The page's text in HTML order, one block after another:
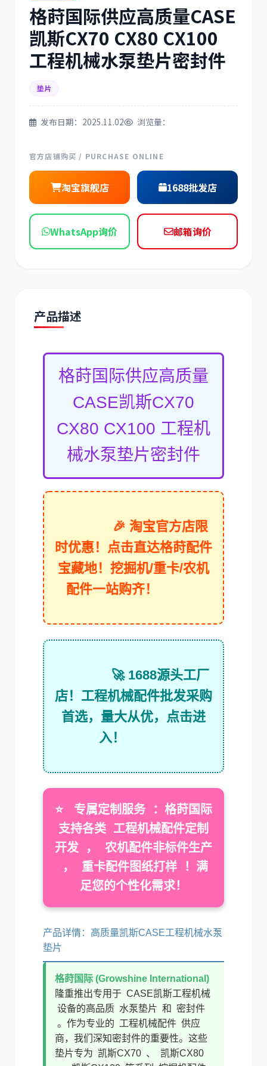
三菱 博世
斗山 三一
卡尔玛
丰田
利勃海尔 凯斯
山猫 上柴
潍柴 川崎
格莳国际供应高质量CASE
凯斯CX70 CX80 CX100
工程机械水泵垫片密封件
垫片
发布日期：2025.11.02 浏览量：
官方店铺购买 / PURCHASE ONLINE
淘宝旗舰店 1688批发店
WhatsApp询价 邮箱询价
产品描述
格莳国际供应高质量
CASE凯斯CX70
CX80 CX100 工程机
械水泵垫片密封件
🎉 淘宝官方店限
时优惠！点击直达格莳配件
宝藏地！挖掘机/重卡/农机
配件一站购齐！
🚀 1688源头工厂
店！工程机械配件批发采购
首选，量大从优，点击进
入！
⭐ 专属定制服务 ：格莳国际
支持各类 工程机械配件定制
开发 ， 农机配件非标件生产
， 重卡配件图纸打样 ！满
足您的个性化需求！
产品详情：高质量凯斯CASE工程机械水泵
垫片
格莳国际 (Growshine International)
隆重推出专用于 CASE凯斯工程机械
设备的高品质 水泵垫片 和 密封件
。作为专业的 工程机械配件 供应
商，我们深知密封件的重要性。这些
垫片专为 凯斯CX70 、 凯斯CX80